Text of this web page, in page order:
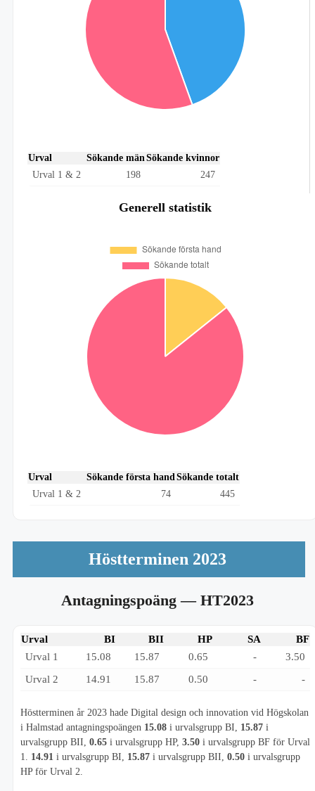
Urval Sökande mänSökande kvinnor
Urval 1 & 2
198 247
Generell statistik
Urval Sökande första handSökande totalt
Urval 1 & 2
74 445
Höstterminen 2023
Antagningspoäng— HT2023
Urval BI BII HP SA
BF
Urval 1
15.08 15.87 0.65 -
3.50
Urval 2
14.91 15.87 0.50 - -
Höstterminen år 2023 hade Digital design och innovation vid Högskolan
i Halmstad antagningspoängen 15.08 i urvalsgrupp BI, 15.87 i
urvalsgrupp BII, 0.65 i urvalsgrupp HP, 3.50 i urvalsgrupp BF för Urval
1. 14.91 i urvalsgrupp BI, 15.87 i urvalsgrupp BII, 0.50 i urvalsgrupp
HP för Urval 2.